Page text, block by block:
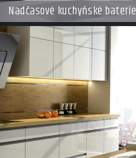
Nadčasové kuchyňské baterie